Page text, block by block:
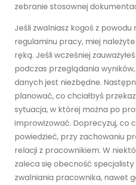
zebranie stosownej
Jeśli zwalniasz kogoś z powodu
regulaminu pracy, miej
ręką. Jeśli wcześniej
podczas przeglądania
danych jest niezbędne.
planować, co chciałbyś
sytuacja, w której można po
improwizować. Doprecyzuj, co
powiedzieć, przy zachowaniu
relacji z pracownikiem. W
zaleca się obecność specjalisty
zwalniania pracownika, nawet